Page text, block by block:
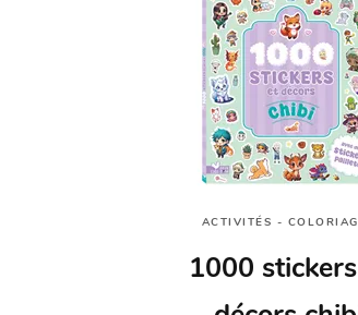
ACTIVITÉS -
1000